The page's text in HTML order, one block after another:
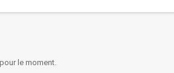
le moment.